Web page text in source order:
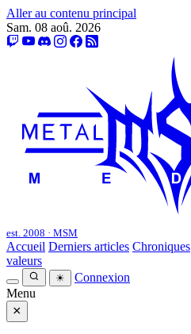
Aller au contenu principal
Sam. 08 aoû. 2026
est. 2008 · MSM
Accueil Derniers articles Chroniques
valeurs
☀
Connexion
Menu
×